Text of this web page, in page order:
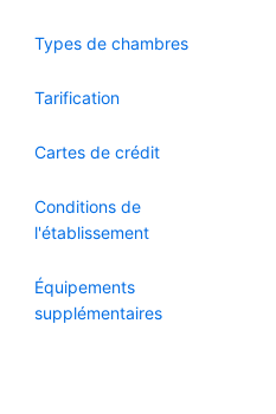
Types de chambres
Tarification
Cartes de crédit
Conditions de
l'établissement
Équipements
supplémentaires